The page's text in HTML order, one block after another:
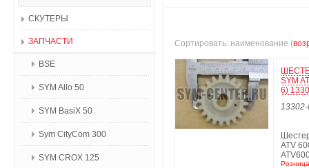
СКУТЕРЫ
ЗАПЧАСТИ
BSE
SYM Allo 50
SYM BasiX 50
Sym CityCom 300
SYM CROX 125
Сортировать: наименование (
SYM
6)
ATV